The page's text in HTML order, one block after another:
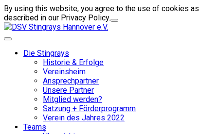
By using this website, you agree to the use of cookies as
described in our Privacy Policy.
Die Stingrays
Historie & Erfolge
Vereinsheim
Ansprechpartner
Unsere Partner
Mitglied werden?
Satzung + Förderprogramm
Verein des Jahres 2022
Teams